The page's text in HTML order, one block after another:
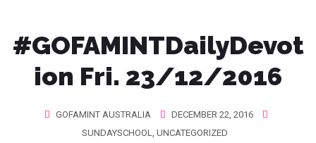
#GOFAMINTDailyDevot
ion Fri. 23/12/2016
GOFAMINT AUSTRALIA
DECEMBER 22, 2016
SUNDAYSCHOOL, UNCATEGORIZED